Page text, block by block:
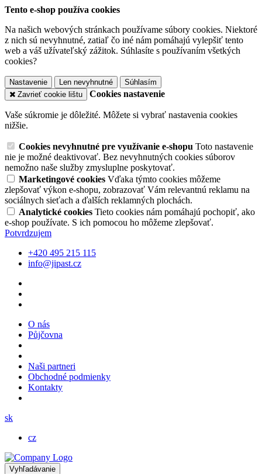
Tento e-shop používa cookies
Na našich webových stránkach používame súbory cookies. Niektoré
z nich sú nevyhnutné, zatiaľ čo iné nám pomáhajú vylepšiť tento
web a váš užívateľský zážitok. Súhlasíte s používaním všetkých
cookies?
Nastavenie Len nevyhnutné
Súhlasím
Zavrieť cookie lištu
Cookies nastavenie
Vaše súkromie je dôležité. Môžete si vybrať nastavenia cookies
nižšie.
Cookies nevyhnutné pre využívanie e-shopu Toto nastavenie
nie je možné deaktivovať. Bez nevyhnutných cookies súborov
nemožno naše služby zmysluplne poskytovať.
Marketingové cookies Vďaka týmto cookies môžeme
zlepšovať výkon e-shopu, zobrazovať Vám relevantnú reklamu na
sociálnych sieťach a ďalších reklamných plochách.
Analytické cookies Tieto cookies nám pomáhajú pochopiť, ako
e-shop používate. S ich pomocou ho môžeme zlepšovať.
Potvrdzujem
+420 495 215 115
info@jipast.cz
O nás
Půjčovna
Naši partneri
Obchodné podmienky
Kontakty
sk
cz
Vyhľadávanie